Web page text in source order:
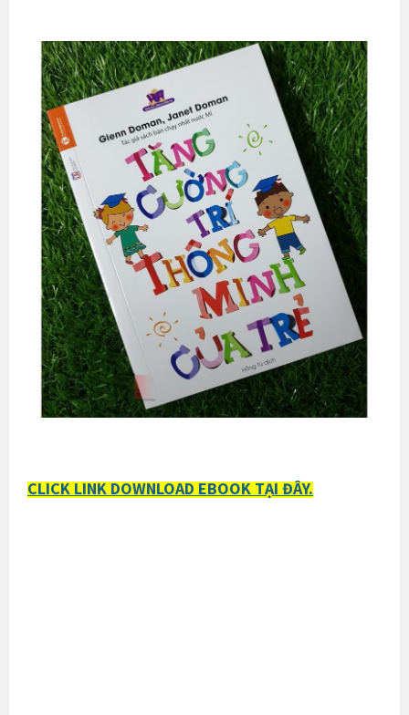
CLICK LINK DOWNLOAD EBOOK TẠI ĐÂY.